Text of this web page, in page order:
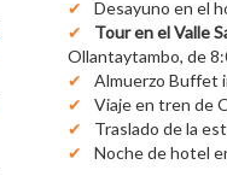
Desayuno en el
Tour en el Valle
Ollantaytambo, de
Almuerzo Buffet
Viaje en tren de
Traslado de la
Noche de hotel